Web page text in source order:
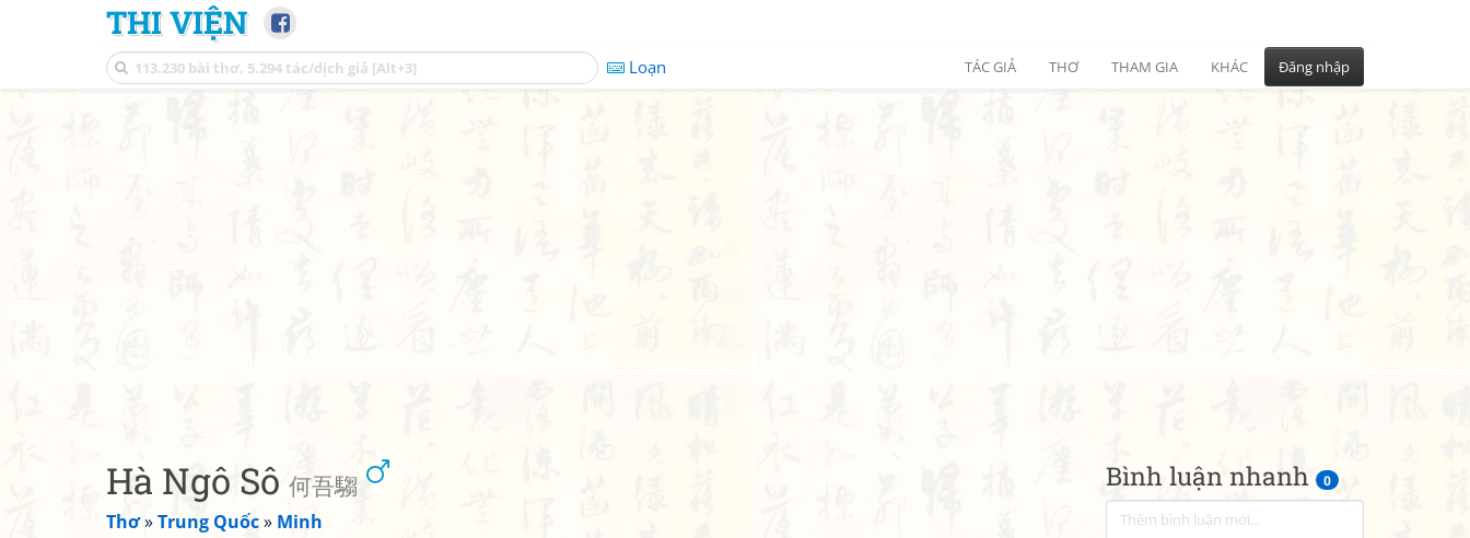
THI VIỆN
Loạn TÁC GIẢ THƠ THAM GIA KHÁC Đăng nhập
Bình luận nhanh 0
Hà Ngô Sô 何吾騶
Thơ»Trung Quốc» Minh